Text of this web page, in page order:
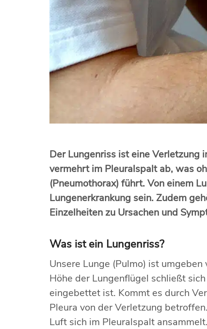
Der Lungenriss ist eine Verletzung
vermehrt im Pleuralspalt ab, was
(Pneumothorax) führt. Von einem
Lungenerkrankung sein. Zudem
Einzelheiten zu Ursachen und
Was ist ein Lungenriss?
Unsere Lunge (Pulmo) ist
Höhe der Lungenflügel schließt
eingebettet ist. Kommt es durch
Pleura von der Verletzung
Luft sich im Pleuralspalt ansammelt.